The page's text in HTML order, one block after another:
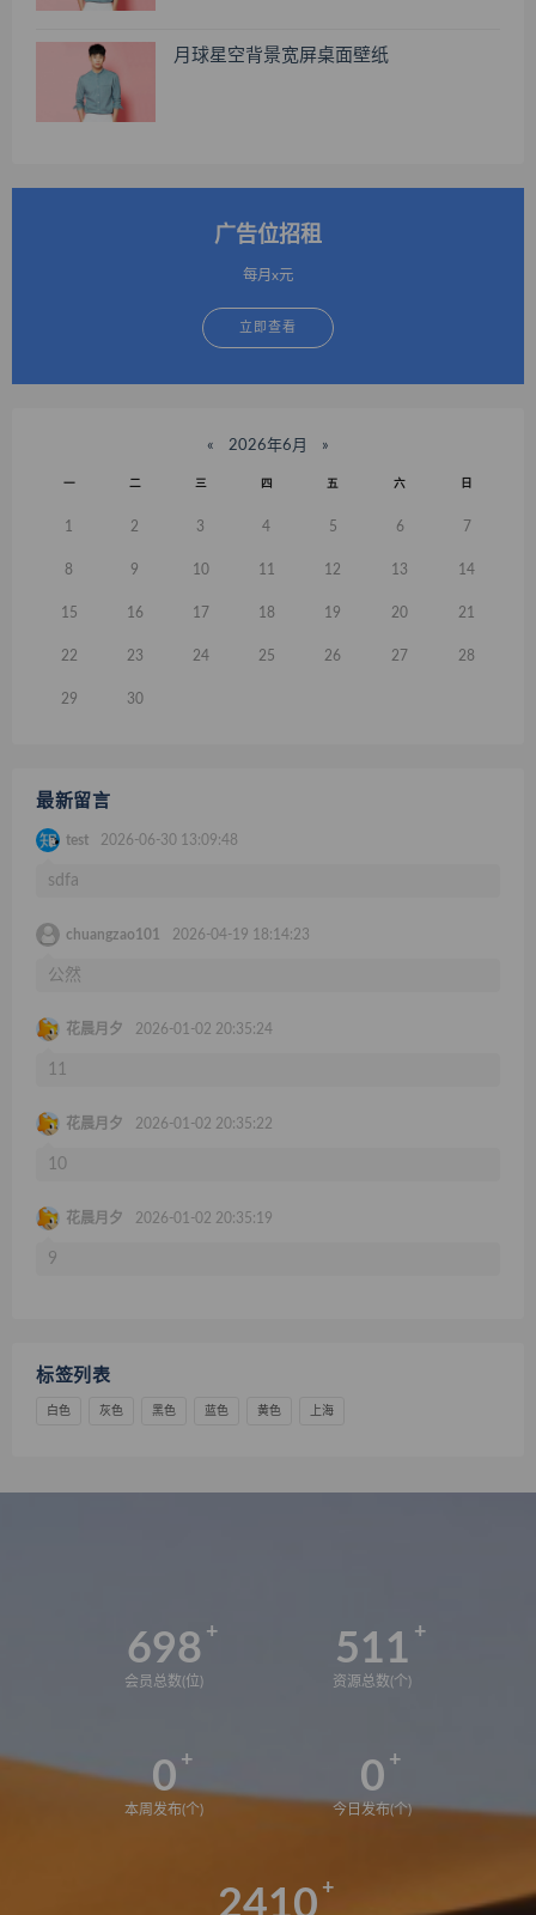
月球星空背景宽屏桌面壁纸
广告位招租
每月x元
立即查看
« 2026年6月 »
一 二 三 四 五 六 日
1 2 3 4 5 6 7
8 9 10 11 12 13 14
15 16 17 18 19 20 21
22 23 24 25 26 27 28
29 30
最新留言
test 2026-06-30 13:09:48
sdfa
chuangzao101 2026-04-19 18:14:23
公然
花晨月夕 2026-01-02 20:35:24
11
花晨月夕 2026-01-02 20:35:22
10
花晨月夕 2026-01-02 20:35:19
9
标签列表
白色 灰色 黑色 蓝色 黄色 上海
698
会员总数(位)
511
资源总数(个)
0
本周发布(个)
0
今日发布(个)
2410